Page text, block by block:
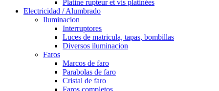
Platine rupteur et vis platinées
Electricidad / Alumbrado
Iluminacion
Interruptores
Luces de matricula, tapas, bombillas
Diversos iluminacion
Faros
Marcos de faro
Parabolas de faro
Cristal de faro